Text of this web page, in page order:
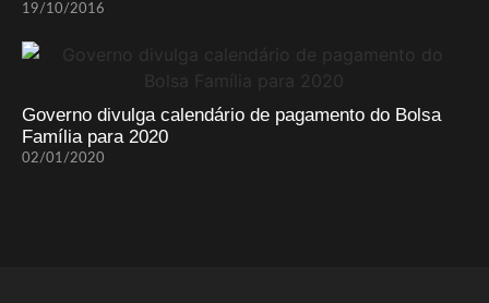
19/10/2016
Governo divulga calendário de pagamento do Bolsa
Família para 2020
02/01/2020